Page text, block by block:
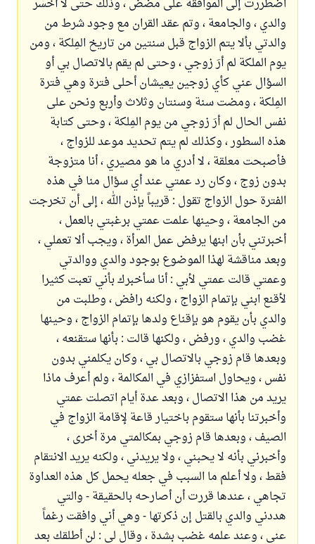
اضطررت إلى الموافقة على مضض ، وذلك حتى لا أخسر
والدي ، والجامعة ، وتم عقد القران مع وجود شرط من
والدتي بألا يتم الزواج قبل سنتين من تاريخ المِلكة ، ومن
يوم الملكة لم أرَ زوجي ، وحتى لم يقم بالاتصال بي أو
السؤال عني كأي زوجين يعيشان أحلى فترة وهي فترة
المِلكة ، ومضت سنة وسنتان وثلاث وأربع ونحن على
نفس الحال لم أرَ زوجي من يوم المِلكة ، وحتى كتابة
هذه السطور ، وكذلك لم يتم تحديد موعد للزواج ،
فأصبحت معلقة ، لا أدري ما هو مصيري ، أنا متزوجة
بدون زوج ، وكان رد عمتي عند أي سؤال منا في هذه
الفترة حول الزواج تقول : قريباً بإذن الله ، إلى أن تخرجت
من الجامعة ، وحينها علمت عمتي برغبتي بالعمل ،
أخبرتني بأن ابنها يرفض عمل المرأة ، ويجب ألا تعملي ،
وبعد مناقشة لهذا الموضوع بوجود والدي ووالدتي
وعمتي قالت عمتي لأبي : أنا سأخبرك بأني تعبت كثيرا
لأقنع ابني بإتمام الزواج ، ولكنه رافض ، وطلبت من
والدي بأن يقوم هو بإقناع ولدها بإتمام الزواج ، وحينها
غضب والدي ، ورفض ، ولكنها قالت : بأنها ستقنعه ،
وبعدها قام زوجي بالاتصال بي ، وكان يكلمني بدون
نفس ، ويحاول استفزازي في المكالمة ، ولم أعرف ماذا
يريد من هذا الاتصال ، وبعد عدة أيام اتصلت عمتي
وأخبرتنا بأنها ستقوم باختيار قاعة لإقامة الزواج في
الصيف ، وبعدها قام زوجي بمكالمتي مرة أخرى ،
وأخبرني بأنه لا يحبني ، ولا يريدني ، ولكنه يريد الانتقام
فقط ، ولا أعلم ما السبب في جعله يحمل كل هذه العداوة
تجاهي ، عندها قررت أن أصارحه بالحقيقة - والتي
هددني والدي بالقتل إن ذكرتها - وهي أني وافقت رغماً
عني ، وعند علمه غضب بشدة ، وقال لي : لن أطلقك بعد